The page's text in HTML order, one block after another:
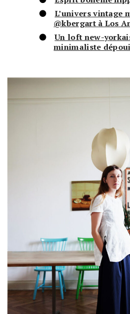
L’univers vintage
@kbergart à Los
Un loft new-
minimaliste